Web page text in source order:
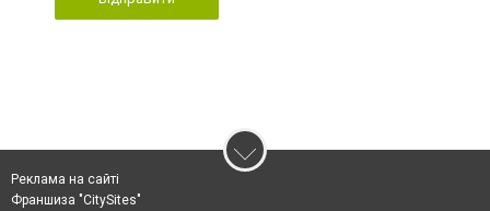
Реклама на сайті
Франшиза "CitySites"